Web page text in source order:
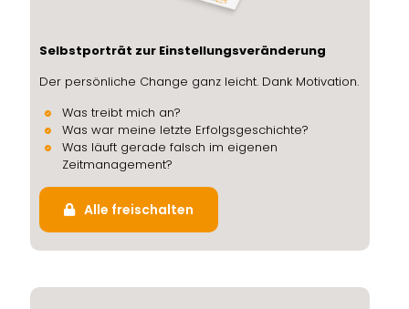
Selbstporträt zur Einstellungsveränderung
Der persönliche Change ganz leicht. Dank Motivation.
Was treibt mich an?
Was war meine letzte Erfolgsgeschichte?
Was läuft gerade falsch im eigenen
Zeitmanagement?
Alle freischalten